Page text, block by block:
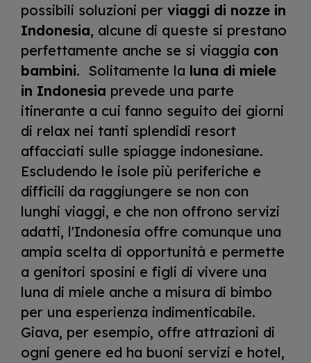
possibili soluzioni per viaggi di nozze in
Indonesia, alcune di queste si prestano
perfettamente anche se si viaggia con
bambini. Solitamente la luna di miele
in Indonesia prevede una parte
itinerante a cui fanno seguito dei giorni
di relax nei tanti splendidi resort
affacciati sulle spiagge indonesiane.
Escludendo le isole più periferiche e
difficili da raggiungere se non con
lunghi viaggi, e che non offrono servizi
adatti, l'Indonesia offre comunque una
ampia scelta di opportunità e permette
a genitori sposini e figli di vivere una
luna di miele anche a misura di bimbo
per una esperienza indimenticabile.
Giava, per esempio, offre attrazioni di
ogni genere ed ha buoni servizi e hotel,